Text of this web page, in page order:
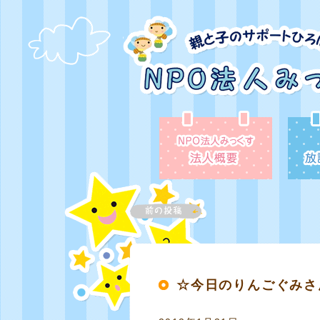
☆今日のりんごぐみ